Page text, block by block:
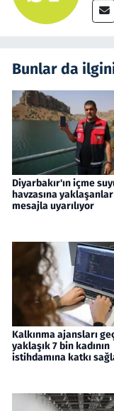
Bunlar da
Diyarbakır'ın içme
havzasına yaklaşanlar
mesajla uyarılıyor
Kalkınma ajansları
yaklaşık 7 bin kadının
istihdamına katkı